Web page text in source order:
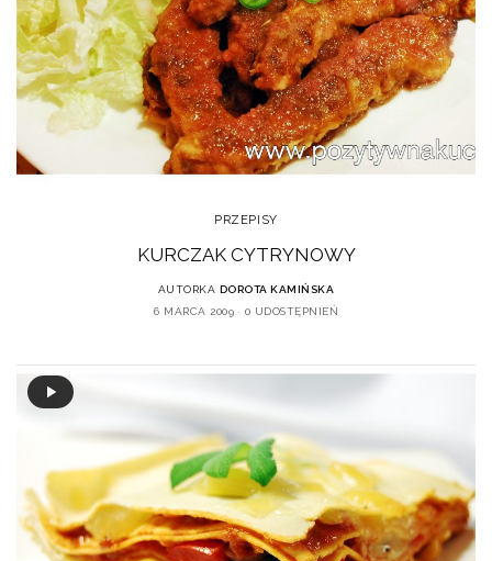
PRZEPISY
KURCZAK CYTRYNOWY
AUTORKA DOROTA KAMIŃSKA
6 MARCA 2009
0 UDOSTĘPNIEŃ